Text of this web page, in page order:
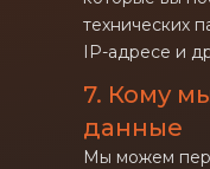
технических
IP-адресе и
7. Кому
данные
Мы можем